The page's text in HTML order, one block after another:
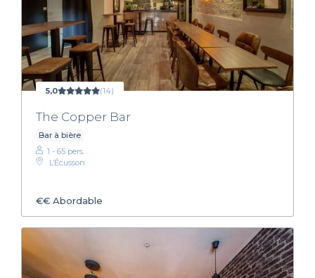
5,0 (14)
The Copper Bar
Bar à bière
1 - 65 pers.
L’Écusson
€€ Abordable